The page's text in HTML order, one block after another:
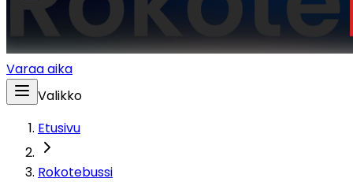
Varaa aika
Valikko
Etusivu
Rokotebussi